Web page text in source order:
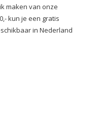
maken van onze
kun je een gratis
in Nederland